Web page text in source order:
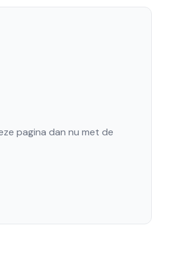
pagina dan nu met de